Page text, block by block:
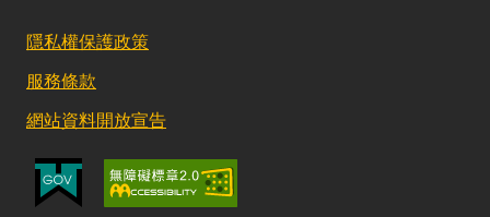
隱私權保護政策
服務條款
網站資料開放宣告